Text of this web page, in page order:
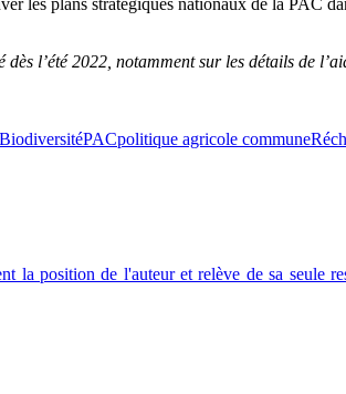
les plans stratégiques nationaux de la PAC
l’été 2022, notamment sur les détails de
BiodiversitéPACpolitique agricole commune
position de l'auteur et relève de sa seule